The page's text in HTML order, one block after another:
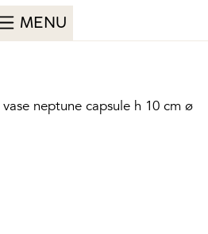
MENU
vase neptune capsule h 10 cm ø